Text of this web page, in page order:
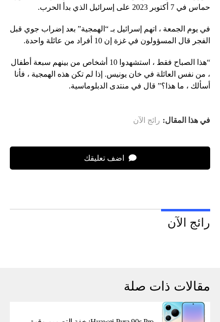
حماس في 7 أكتوبر 2023 على إسرائيل الذي بدأ الحرب.
في يوم الجمعة ، اتهم إسرائيل بـ “الهمجية” بعد إضراب جوي قبل
الفجر قال المسؤولون في غزة إن 10 أفراد من عائلة واحدة.
“هذا الصباح فقط ، استشهدوا 10 أشخاص من بينهم سبعة أطفال
، من نفس العائلة في خان يونيس. إذا لم تكن هذه الهمجية ، فأنا
أسألك ، ما هذا؟” قال في منتدى الدبلوماسية.
في هذا المقال: رائج الآن
اضف تعليقك
رائج الآن
مقالات ذات صلة